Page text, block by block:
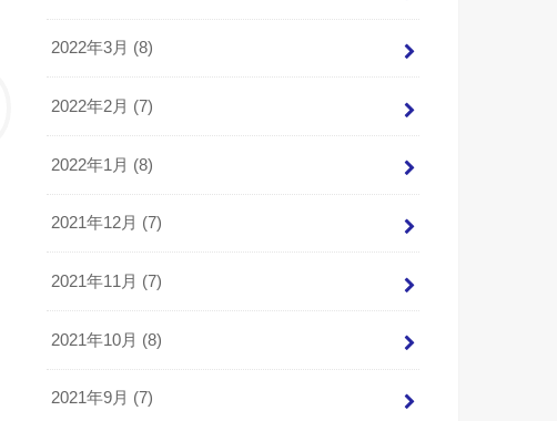
2022年3月 (8)
2022年2月 (7)
2022年1月 (8)
2021年12月 (7)
2021年11月 (7)
2021年10月 (8)
2021年9月 (7)